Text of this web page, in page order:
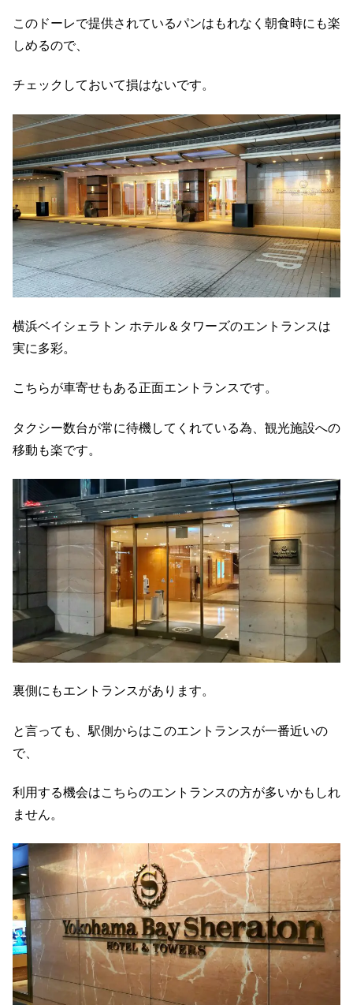
このドーレで提供されているパンはもれなく朝食時にも楽
しめるので、
チェックしておいて損はないです。
横浜ベイシェラトン ホテル＆タワーズのエントランスは
実に多彩。
こちらが車寄せもある正面エントランスです。
タクシー数台が常に待機してくれている為、観光施設への
移動も楽です。
裏側にもエントランスがあります。
と言っても、駅側からはこのエントランスが一番近いの
で、
利用する機会はこちらのエントランスの方が多いかもしれ
ません。